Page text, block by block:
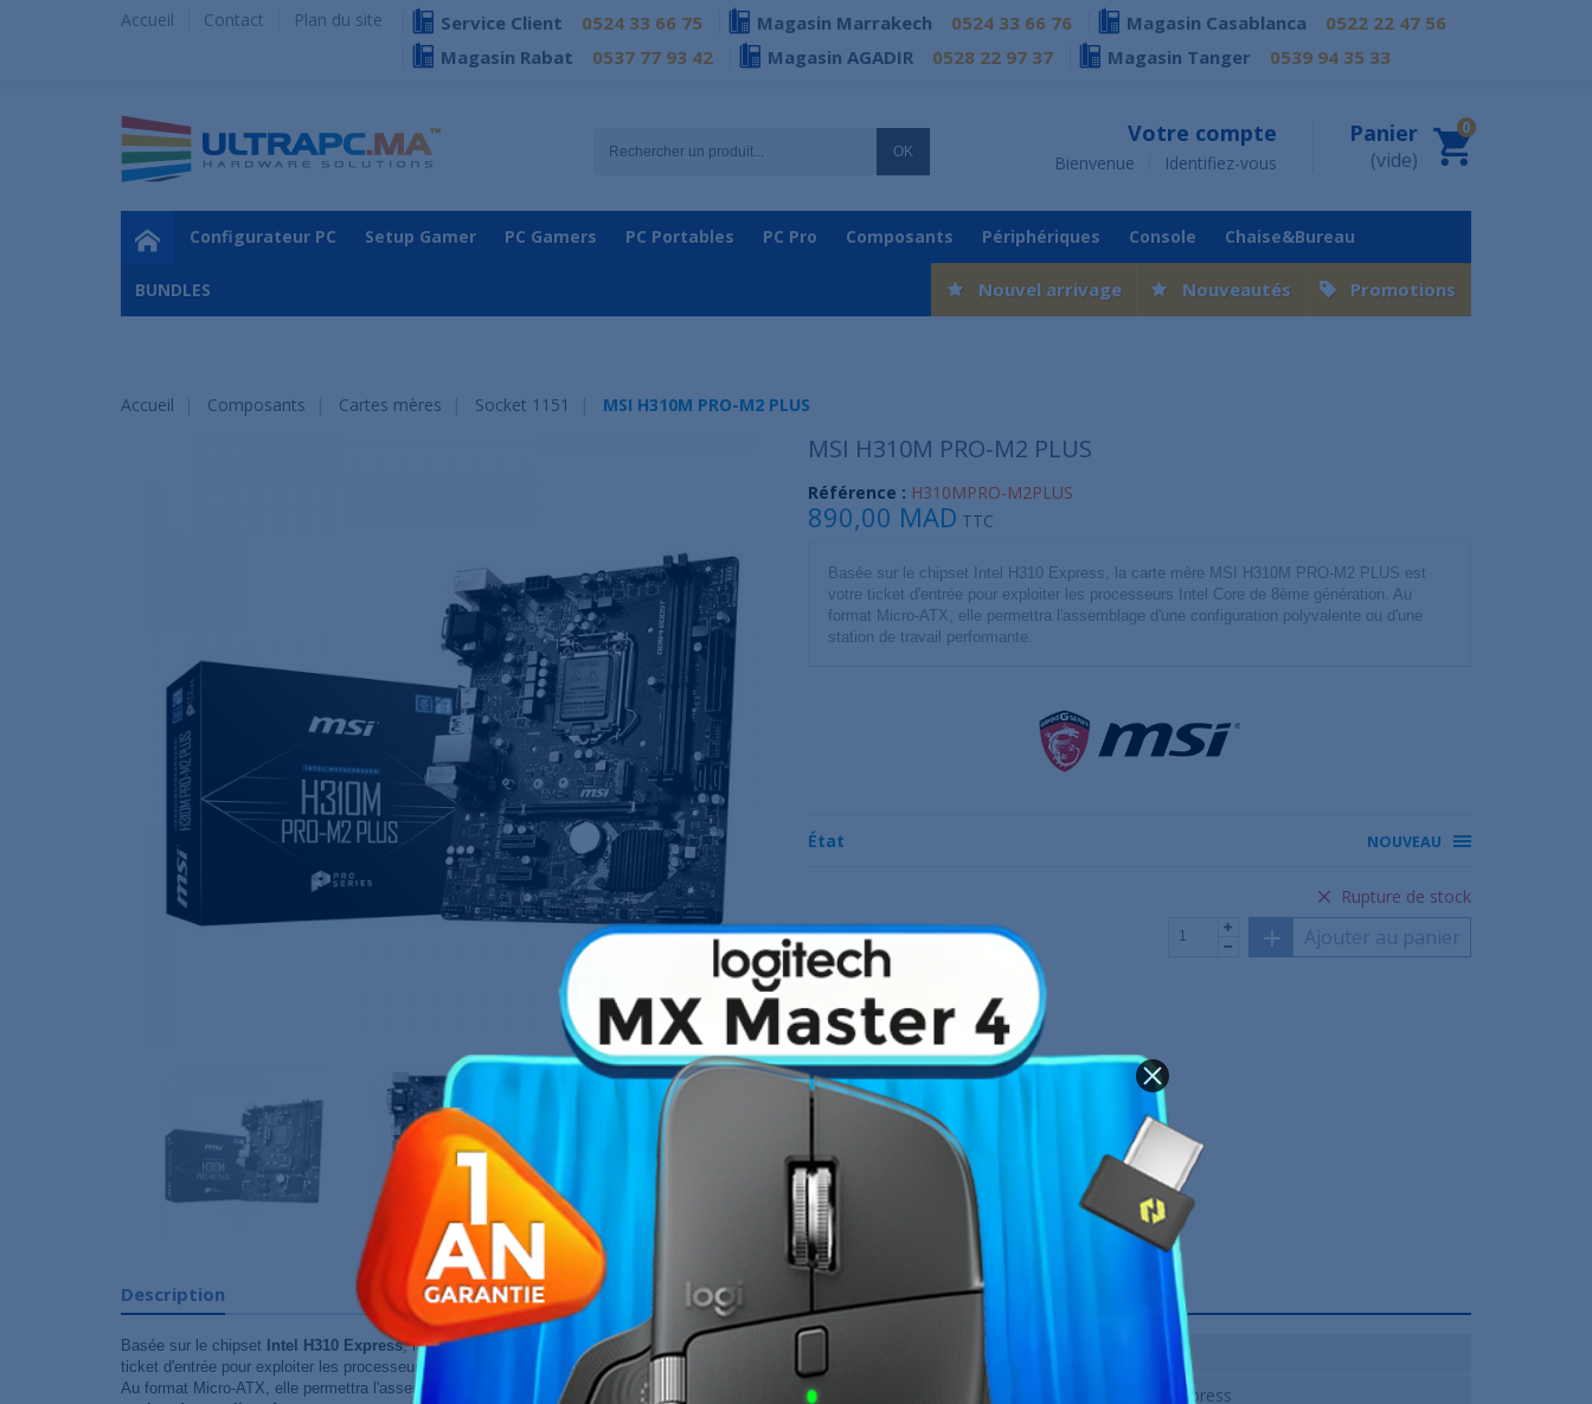
Accueil Contact Plan du site Service Client 0524 33 66 75 Magasin Marrakech 0524 33 66 76 Magasin Casablanca
0522 22 47 56
Magasin Rabat
0537 77 93 42 Magasin AGADIR 0528 22 97 37 Magasin Tanger 0539 94 35 33
OK
Panier
(vide)
0
Votre compte
Bienvenue Identifiez-vous
Promotions
Nouveautés
Nouvel arrivage
Configurateur PC Setup Gamer PC Gamers PC Portables PC Pro Composants Périphériques Console Chaise&Bureau
BUNDLES
Accueil Composants Cartes mères Socket 1151 MSI H310M PRO-M2 PLUS
MSI H310M PRO-M2 PLUS
Référence : H310MPRO-M2PLUS
890,00 MAD TTC
Basée sur le chipset Intel H310 Express, la carte mère MSI H310M PRO-M2 PLUS est
votre ticket d'entrée pour exploiter les processeurs Intel Core de 8ème génération. Au
format Micro-ATX, elle permettra l'assemblage d'une configuration polyvalente ou d'une
station de travail performante.
État NOUVEAU
Rupture de stock
Ajouter au panier
Description
Basée sur le chipset Intel H310 Express, la carte mère MSI H310M PRO-M2 PLUS
ticket d'entrée pour exploiter les processeurs Intel Core de 8ème génération (Intel Coffee Lake
Au format Micro-ATX, elle permettra l'assemblage d'une
configuration polyvalente
Fiche technique
Chipset
Intel H310 Express